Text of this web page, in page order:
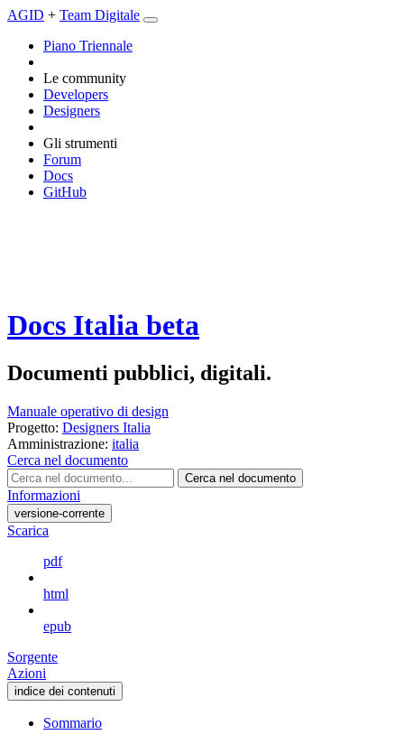
AGID + Team Digitale
Piano Triennale
Le community
Developers
Designers
Gli strumenti
Forum
Docs
GitHub
Docs Italia beta
Documenti pubblici, digitali.
Manuale operativo di design
Progetto: Designers Italia
Amministrazione: italia
Cerca nel documento
Cerca nel documento
Informazioni
versione-corrente
Scarica
pdf
html
epub
Sorgente
Azioni
indice dei contenuti
Sommario